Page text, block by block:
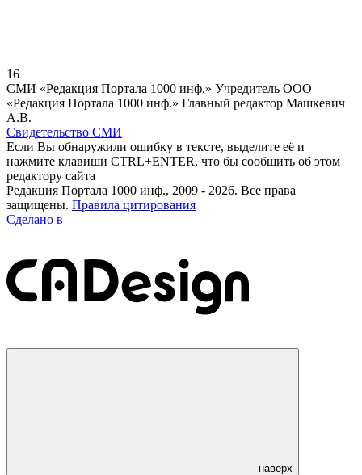
16+
СМИ «Редакция Портала 1000 инф.» Учредитель ООО
«Редакция Портала 1000 инф.» Главный редактор Машкевич
А.В.
Свидетельство СМИ
Если Вы обнаружили ошибку в тексте, выделите её и
нажмите клавиши CTRL+ENTER, что бы сообщить об этом
редактору сайта
Редакция Портала 1000 инф., 2009 - 2026. Все права
защищены. Правила цитирования
Сделано в
наверх